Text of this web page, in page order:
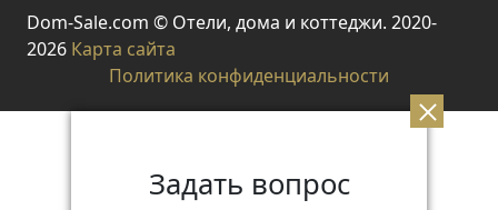
Dom-Sale.com © Отели, дома и коттеджи. 2020-
2026 Карта сайта
Политика конфиденциальности
Задать вопрос